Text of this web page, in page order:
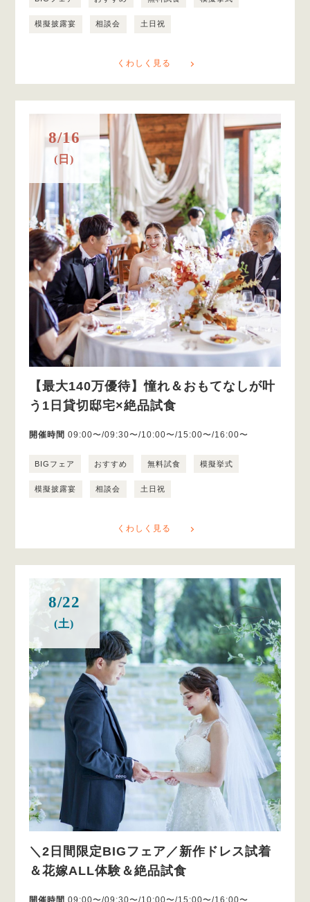
模擬披露宴 相談会 土日祝
くわしく見る
8/16
(日)
【最大140万優待】憧れ＆おもてなしが叶
う1日貸切邸宅×絶品試食
開催時間 09:00〜/09:30〜/10:00〜/15:00〜/16:00〜
BIGフェア おすすめ 無料試食 模擬挙式
模擬披露宴 相談会 土日祝
くわしく見る
8/22
(土)
＼2日間限定BIGフェア／新作ドレス試着
＆花嫁ALL体験＆絶品試食
開催時間 09:00〜/09:30〜/10:00〜/15:00〜/16:00〜